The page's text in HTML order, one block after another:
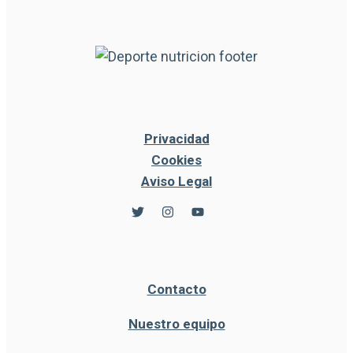
Privacidad
Cookies
Aviso Legal
Contacto
Nuestro equipo